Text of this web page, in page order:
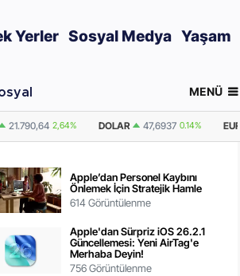
Yerler Sosyal Medya Yaşam
MENÜ
0.14% EURO 55,2240 0.36% GRAM ALTIN
Apple’dan Personel Kaybını
Önlemek İçin Stratejik Hamle
614 Görüntülenme
Apple'dan Sürpriz iOS 26.2.1
Güncellemesi: Yeni AirTag'e
Merhaba Deyin!
756 Görüntülenme